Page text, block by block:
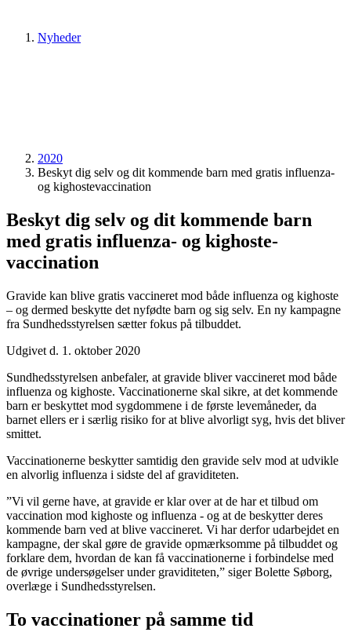
Nyheder
2020
Beskyt dig selv og dit kommende barn med gratis influenza-
og kighoste­vaccination
Beskyt dig selv og dit kommende barn
med gratis influenza- og kighoste­
vaccination
Gravide kan blive gratis vaccineret mod både influenza og kighoste
– og dermed beskytte det nyfødte barn og sig selv. En ny kampagne
fra Sundhedsstyrelsen sætter fokus på tilbuddet.
Udgivet d. 1. oktober 2020
Sundhedsstyrelsen anbefaler, at gravide bliver vaccineret mod både
influenza og kighoste. Vaccinationerne skal sikre, at det kommende
barn er beskyttet mod sygdommene i de første levemåneder, da
barnet ellers er i særlig risiko for at blive alvorligt syg, hvis det bliver
smittet.
Vaccinationerne beskytter samtidig den gravide selv mod at udvikle
en alvorlig influenza i sidste del af graviditeten.
”Vi vil gerne have, at gravide er klar over at de har et tilbud om
vaccination mod kighoste og influenza - og at de beskytter deres
kommende barn ved at blive vaccineret. Vi har derfor udarbejdet en
kampagne, der skal gøre de gravide opmærksomme på tilbuddet og
forklare dem, hvordan de kan få vaccinationerne i forbindelse med
de øvrige undersøgelser under graviditeten,” siger Bolette Søborg,
overlæge i Sundhedsstyrelsen.
To vaccinationer på samme tid